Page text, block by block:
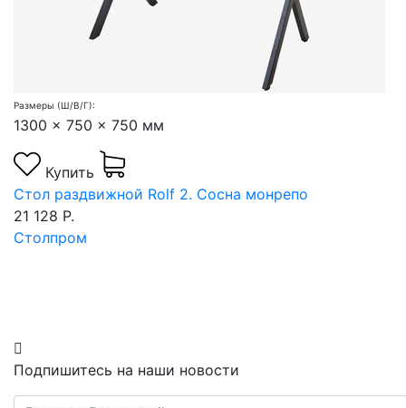
Размеры (Ш/В/Г):
1300 x 750 x 750 мм
Купить
Стол раздвижной Rolf 2. Сосна монрепо
21 128 Р.
Столпром
Подпишитесь на наши новости